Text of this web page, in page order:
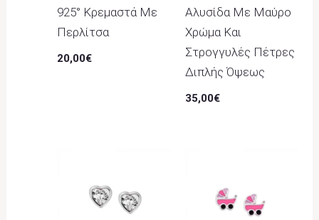
925° Κρεμαστά Με
Περλίτσα
20,00€
Αλυσίδα Με Μαύρο
Χρώμα Και
Στρογγυλές Πέτρες
Διπλής Όψεως
35,00€